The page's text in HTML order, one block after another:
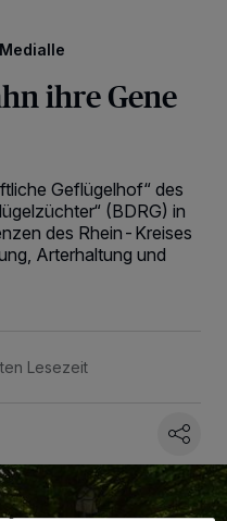
ihre Gene
Geflügelhof“ des
(BDRG) in
des Rhein-Kreises
Arterhaltung und
Lesezeit
auf Ihrem Gerät zu. Durch Auswahl
Inhalte und Anzeigen
Sie können dieses Menü jederzeit
oder Ihre Einwilligung zu
oder Ablehnen am unteren